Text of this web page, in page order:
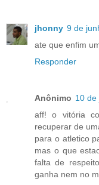
jhonny 9 de
ate que enfim
Responder
Anônimo 10 de
aff! o vitória
recuperar de
para o atletico
mas o que
falta de
ganha nem no